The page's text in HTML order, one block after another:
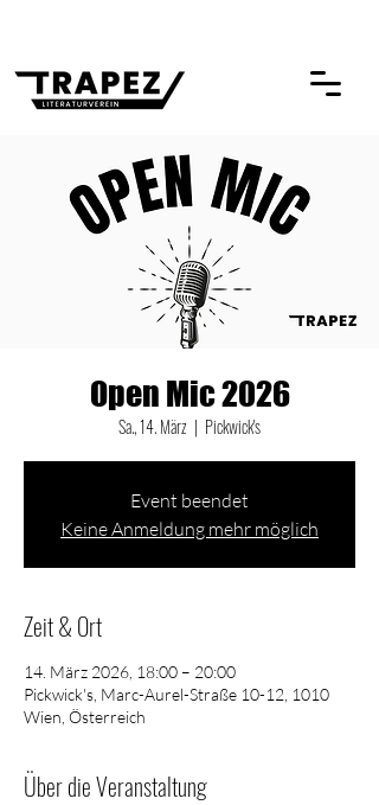
Open Mic 2026
Sa., 14. März
  |
Pickwick's
Event beendet
Keine Anmeldung mehr möglich
Zeit & Ort
14. März 2026, 18:00 – 20:00
Pickwick's, Marc-Aurel-Straße 10-12, 1010
Wien, Österreich
Über die Veranstaltung